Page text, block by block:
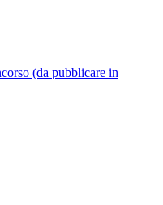
(da pubblicare in